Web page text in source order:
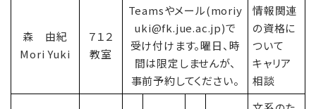
森 由紀
Mori Yuki
７１２
教室
Teamsやメール(moriy
uki@fk.jue.ac.jp)で
受け付けます。曜日、時
間は限定しませんが、
事前予約してください。
情報関連
の資格に
ついて
キャリア
相談